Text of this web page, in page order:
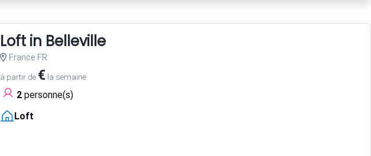
Loft in Belleville
France FR
à partir de €la semaine
2personne(s)
Loft